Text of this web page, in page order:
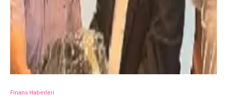
Finans Haberleri